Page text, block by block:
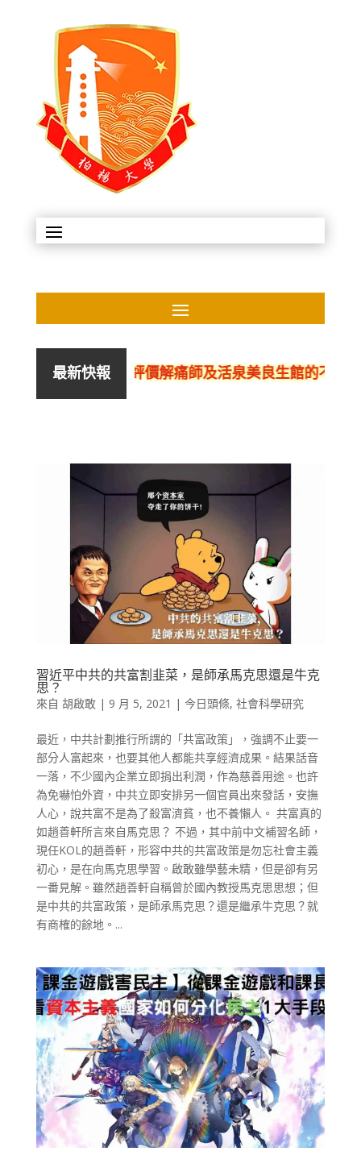
最新快報評價解痛師及活泉美良生館的不良銷
習近平中共的共富割韭菜，是師承馬克思還是牛克
思？
來自 胡啟敢| 9 月 5, 2021 | 今日頭條, 社會科學研究
最近，中共計劃推行所謂的「共富政策」，強調不止要一
部分人富起來，也要其他人都能共享經濟成果。結果話音
一落，不少國內企業立即捐出利潤，作為慈善用途。也許
為免嚇怕外資，中共立即安排另一個官員出來發話，安撫
人心，說共富不是為了殺富濟貧，也不養懶人。 共富真的
如趙善軒所言來自馬克思？ 不過，其中前中文補習名師，
現任KOL的趙善軒，形容中共的共富政策是勿忘社會主義
初心，是在向馬克思學習。啟敢雖學藝未精，但是卻有另
一番見解。雖然趙善軒自稱曾於國內教授馬克思思想；但
是中共的共富政策，是師承馬克思？還是繼承牛克思？就
有商榷的餘地。...